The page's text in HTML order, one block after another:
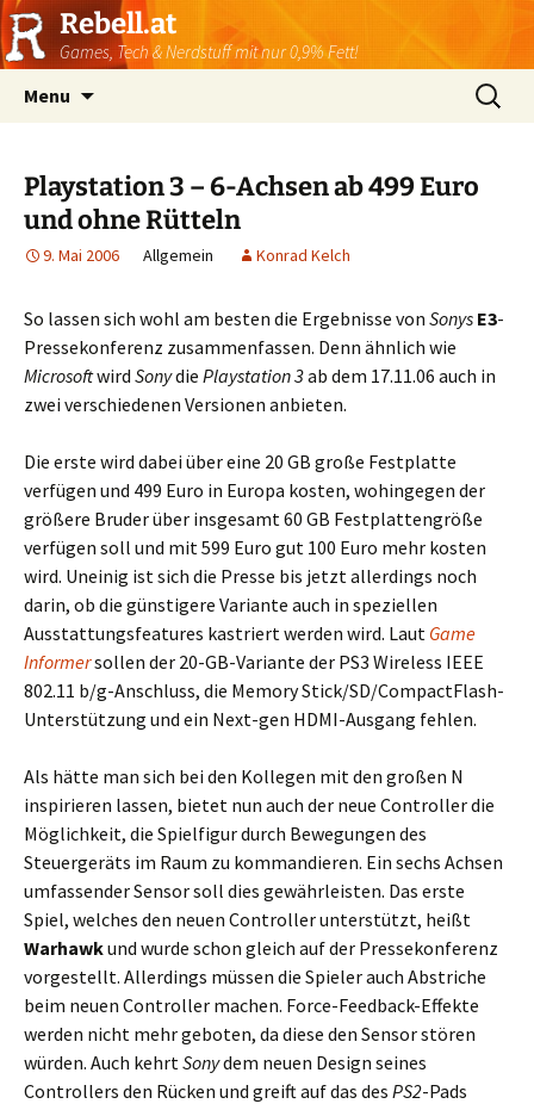
Rebell.at
Games, Tech & Nerdstuff mit nur 0,9% Fett!
Menu
Suchen
nach:
Playstation 3 – 6-Achsen ab 499 Euro
und ohne Rütteln
9. Mai 2006 Allgemein Konrad Kelch
So lassen sich wohl am besten die Ergebnisse von Sonys E3-
Pressekonferenz zusammenfassen. Denn ähnlich wie
Microsoftwird Sonydie Playstation 3ab dem 17.11.06 auch in
zwei verschiedenen Versionen anbieten.
Die erste wird dabei über eine 20 GB große Festplatte
verfügen und 499 Euro in Europa kosten, wohingegen der
größere Bruder über insgesamt 60 GB Festplattengröße
verfügen soll und mit 599 Euro gut 100 Euro mehr kosten
wird. Uneinig ist sich die Presse bis jetzt allerdings noch
darin, ob die günstigere Variante auch in speziellen
Ausstattungsfeatures kastriert werden wird. Laut Game
Informersollen der 20-GB-Variante der PS3 Wireless IEEE
802.11 b/g-Anschluss, die Memory Stick/SD/CompactFlash-
Unterstützung und ein Next-gen HDMI-Ausgang fehlen.
Als hätte man sich bei den Kollegen mit den großen N
inspirieren lassen, bietet nun auch der neue Controller die
Möglichkeit, die Spielfigur durch Bewegungen des
Steuergeräts im Raum zu kommandieren. Ein sechs Achsen
umfassender Sensor soll dies gewährleisten. Das erste
Spiel, welches den neuen Controller unterstützt, heißt
Warhawkund wurde schon gleich auf der Pressekonferenz
vorgestellt. Allerdings müssen die Spieler auch Abstriche
beim neuen Controller machen. Force-Feedback-Effekte
werden nicht mehr geboten, da diese den Sensor stören
würden. Auch kehrtSonydem neuen Design seines
Controllers den Rücken und greift auf das des PS2-Pads